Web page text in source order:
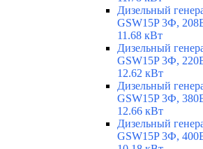
Дизельный
GSW15P 3Ф,
11.68 кВт
Дизельный
GSW15P 3Ф,
12.62 кВт
Дизельный
GSW15P 3Ф,
12.66 кВт
Дизельный
GSW15P 3Ф,